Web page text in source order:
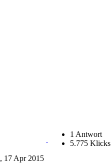
, 17 Apr 2015
1 Antwort
5.775 Klicks